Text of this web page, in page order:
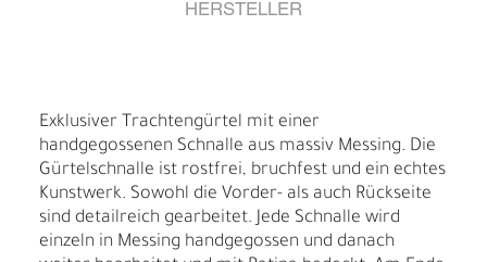
HERSTELLER
Exklusiver Trachtengürtel mit einer
handgegossenen Schnalle aus massiv Messing. Die
Gürtelschnalle ist rostfrei, bruchfest und ein echtes
Kunstwerk. Sowohl die Vorder- als auch Rückseite
sind detailreich gearbeitet. Jede Schnalle wird
einzeln in Messing handgegossen und danach